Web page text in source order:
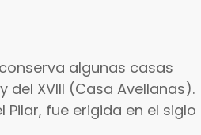
algunas casas
XVIII (Casa Avellanas).
fue erigida en el siglo